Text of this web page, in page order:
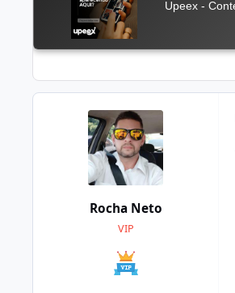
Rocha Neto
VIP